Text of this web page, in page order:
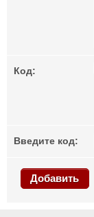
Код:
Введите код:
Добавить